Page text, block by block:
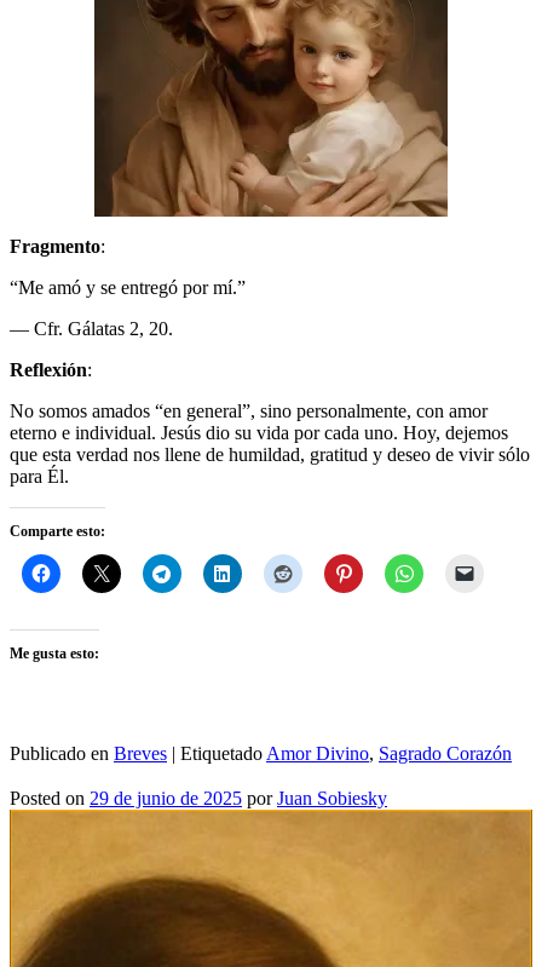
Fragmento:
“Me amó y se entregó por mí.”
— Cfr. Gálatas 2, 20.
Reflexión:
No somos amados “en general”, sino personalmente, con amor
eterno e individual. Jesús dio su vida por cada uno. Hoy, dejemos
que esta verdad nos llene de humildad, gratitud y deseo de vivir sólo
para Él.
Comparte esto:
Me gusta esto:
Publicado en Breves | Etiquetado Amor Divino, Sagrado Corazón
Posted on 29 de junio de 2025 porJuan Sobiesky